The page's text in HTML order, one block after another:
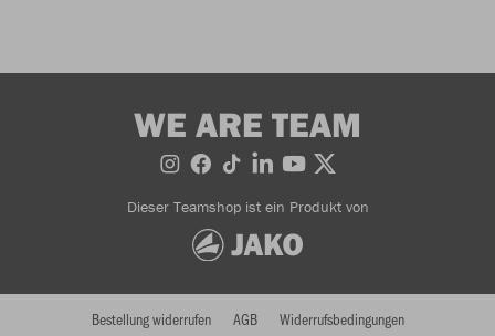
WE ARE TEAM
Dieser Teamshop ist ein Produkt von
Bestellung widerrufen AGB Widerrufsbedingungen